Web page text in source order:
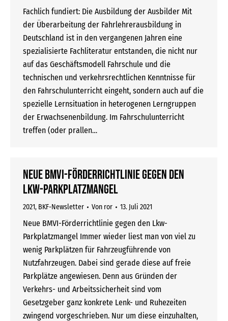
Fachlich fundiert: Die Ausbildung der Ausbilder Mit
der Überarbeitung der Fahrlehrerausbildung in
Deutschland ist in den vergangenen Jahren eine
spezialisierte Fachliteratur entstanden, die nicht nur
auf das Geschäftsmodell Fahrschule und die
technischen und verkehrsrechtlichen Kenntnisse für
den Fahrschulunterricht eingeht, sondern auch auf die
spezielle Lernsituation in heterogenen Lerngruppen
der Erwachsenenbildung. Im Fahrschulunterricht
treffen (oder prallen…
Neue BMVI-Förderrichtlinie gegen den
Lkw-Parkplatzmangel
2021, BKF-Newsletter Von ror 13. Juli 2021
Neue BMVI-Förderrichtlinie gegen den Lkw-
Parkplatzmangel Immer wieder liest man von viel zu
wenig Parkplätzen für Fahrzeugführende von
Nutzfahrzeugen. Dabei sind gerade diese auf freie
Parkplätze angewiesen. Denn aus Gründen der
Verkehrs- und Arbeitssicherheit sind vom
Gesetzgeber ganz konkrete Lenk- und Ruhezeiten
zwingend vorgeschrieben. Nur um diese einzuhalten,